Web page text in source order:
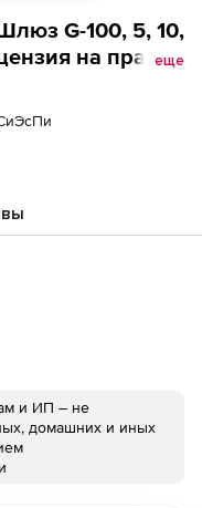
G-100, 5, 10,
на право
аппаратного
4.2,
ST KC1 /
еще
и ИП – не
домашних и иных